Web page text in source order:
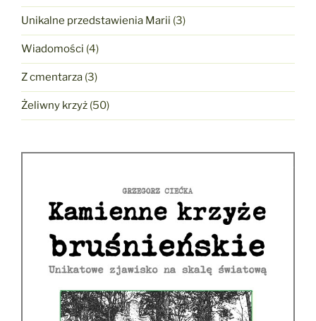
Unikalne przedstawienia Marii (3)
Wiadomości (4)
Z cmentarza (3)
Żeliwny krzyż (50)